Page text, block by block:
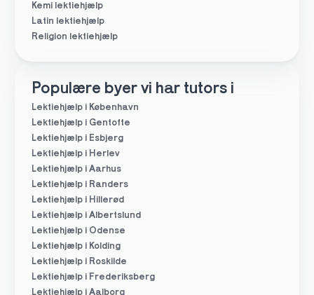
Kemi lektiehjælp
Latin lektiehjælp
Religion lektiehjælp
Populære byer vi har tutors i
Lektiehjælp i København
Lektiehjælp i Gentofte
Lektiehjælp i Esbjerg
Lektiehjælp i Herlev
Lektiehjælp i Aarhus
Lektiehjælp i Randers
Lektiehjælp i Hillerød
Lektiehjælp i Albertslund
Lektiehjælp i Odense
Lektiehjælp i Kolding
Lektiehjælp i Roskilde
Lektiehjælp i Frederiksberg
Lektiehjælp i Aalborg